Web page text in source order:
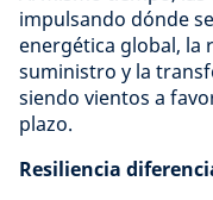
impulsando dónde
energética global, la
suministro y la
siendo vientos a
plazo.
Resiliencia